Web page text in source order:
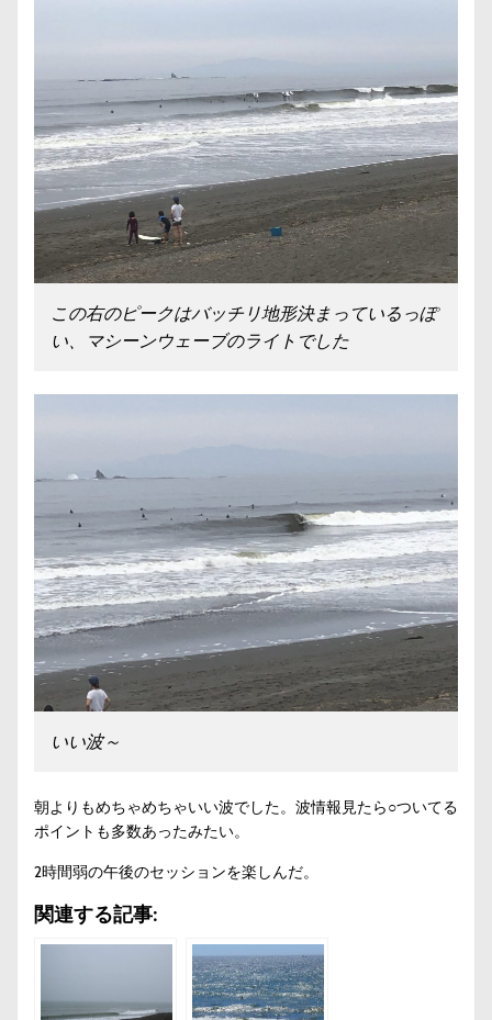
この右のピークはバッチリ地形決まっているっぽ
い、マシーンウェーブのライトでした
いい波～
朝よりもめちゃめちゃいい波でした。波情報見たら○ついてる
ポイントも多数あったみたい。
2時間弱の午後のセッションを楽しんだ。
関連する記事: